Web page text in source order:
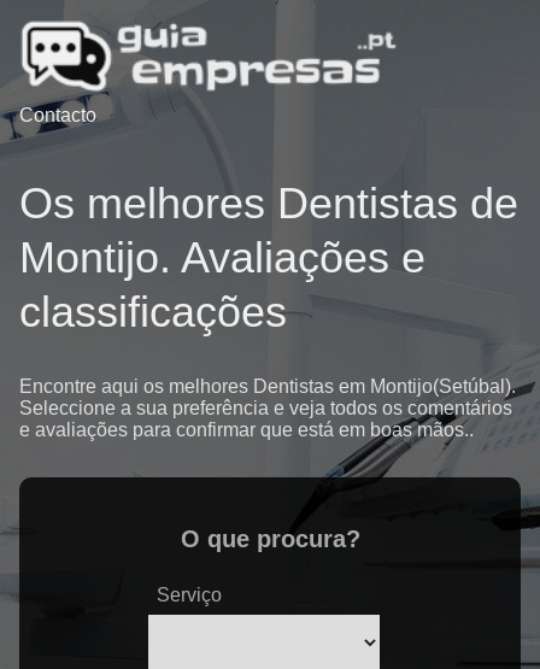
Contacto
Os melhores Dentistas de
Montijo. Avaliações e
classificações
Encontre aqui os melhores Dentistas em Montijo(Setúbal).
Seleccione a sua preferência e veja todos os comentários
e avaliações para confirmar que está em boas mãos..
O que procura?
Serviço